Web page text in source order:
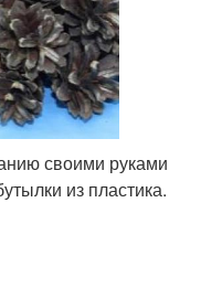
своими руками
из пластика.